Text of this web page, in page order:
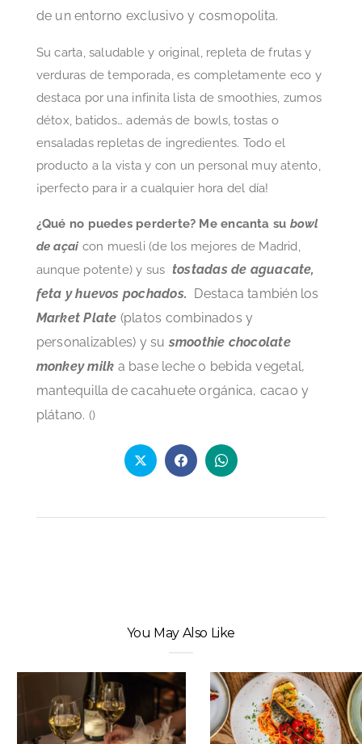
de un entorno exclusivo y cosmopolita.
Su carta, saludable y original, repleta de frutas y
verduras de temporada, es completamente eco y
destaca por una infinita lista de smoothies, zumos
détox, batidos… además de bowls, tostas o
ensaladas repletas de ingredientes. Todo el
producto a la vista y con un personal muy atento,
¡perfecto para ir a cualquier hora del día!
¿Qué no puedes perderte? Me encanta su bowl
de açai con muesli (de los mejores de Madrid,
aunque potente) y sus tostadas de aguacate,
feta y huevos pochados. Destaca también los
Market Plate (platos combinados y
personalizables) y susmoothie chocolate
monkey milk a base leche o bebida vegetal,
mantequilla de cacahuete orgánica, cacao y
plátano. ()
You May Also Like